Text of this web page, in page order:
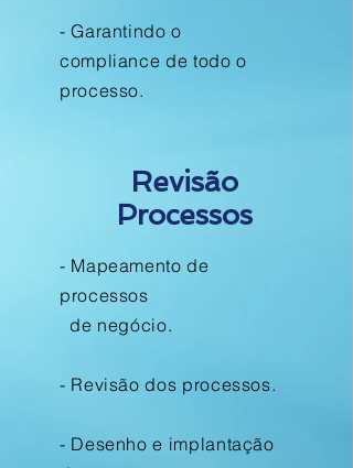
- Garantindo o
compliance de todo o
processo.
Revisão
Processos
- Mapeamento de
processos
de negócio.
- Revisão dos processos.
- Desenho e implantação